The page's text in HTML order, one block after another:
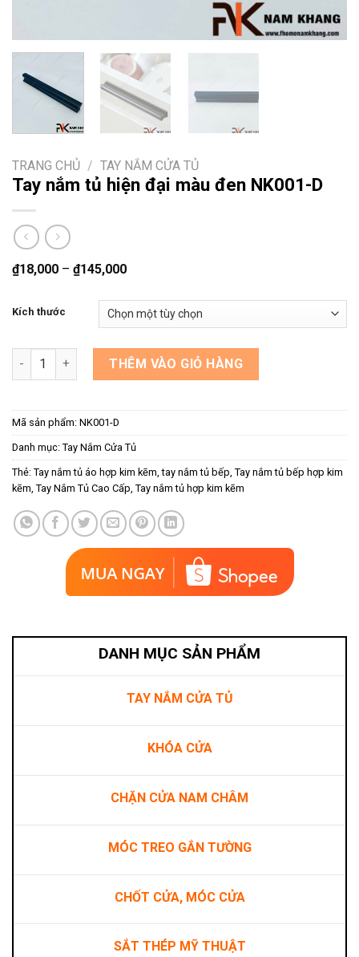
TRANG CHỦ / TAY NẮM CỬA TỦ
Tay nắm tủ hiện đại màu đen NK001-D
₫18,000 – ₫145,000
Kích thước
Tay nắm tủ hiện đại màu đen NK001-D số lượng
THÊM VÀO GIỎ HÀNG
Mã sản phẩm: NK001-D
Danh mục: Tay Nắm Cửa Tủ
Thẻ: Tay nắm tủ áo hợp kim kẽm ,tay nắm tủ bếp Tay nắm tủ bếp hợp kim
kẽm Tay Nắm Tủ Cao Cấp Tay nắm tủ hợp kim kẽm
DANH MỤC SẢN PHẨM
TAY NẮM CỬA TỦ
KHÓA CỬA
CHẶN CỬA NAM CHÂM
MÓC TREO GẮN TƯỜNG
CHỐT CỬA, MÓC CỬA
SẮT THÉP MỸ THUẬT